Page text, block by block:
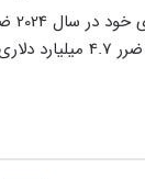
سال 2024 ضرر